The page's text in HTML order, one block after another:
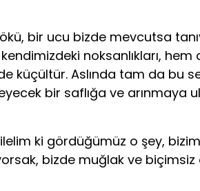
bir ucu bizde mevcutsa
noksanlıkları,
küçültür. Aslında tam da
bir saflığa ve arınmaya
ki gördüğümüz o şey,
bizde muğlak ve